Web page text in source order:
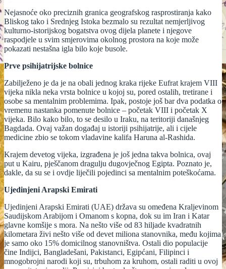
Nejasnoće oko preciznih granica geografskog rasprostiranja kako
Bliskog tako i Srednjeg Istoka bezmalo su rezultat nemjerljivog
kulturno-istorijskog bogatstva ovog dijela planete i njegove
raspodjele u svim smjerovima okolnog prostora na koje može
pokazati nestašna igla bilo koje busole.
Prve psihijatrijske bolnice
Zabilježeno je da je na obali jednog kraka rijeke Eufrat krajem VIII
vijeka nikla neka vrsta bolnice u kojoj su, pored ostalih, tretirane i
osobe sa mentalnim problemima. Ipak, postoje još bar dva podatka o
vremenu nastanka pomenute bolnice – početak VIII i početak X
vijeka. Bilo kako bilo, to se desilo u Iraku, na teritoriji današnjeg
Bagdada. Ovaj važan događaj u istoriji psihijatrije, ali i cijele
medicine zbio se tokom vladavine kalifa Haruna al-Rashida.
Krajem devetog vijeka, izgrađena je još jedna takva bolnica, ovaj
put u Kairu, pješčanom dragulju dugovječnog Egipta. Poznato je,
dakle, da su se i ovdje liječili pojedinci sa mentalnim poteškoćama.
Ujedinjeni Arapski Emirati
Ujedinjeni Arapski Emirati (UAE) država su omeđena Kraljevinom
Saudijskom Arabijom i Omanom s kopna, dok su im Iran i Katar
glavne komšije s mora. Na nešto više od 83 hiljade kvadratnih
kilometara živi nešto više od devet miliona stanovnika, među kojima
je samo oko 15% domicilnog stanovništva. Ostali dio populacije
čine Indijci, Bangladešani, Pakistanci, Egipćani, Filipinci i
mnogobrojni narodi koji su, trbuhom za kruhom, ostali raditi u ovoj